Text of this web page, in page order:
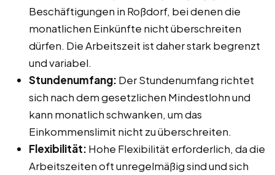
Beschäftigungen in Roßdorf, bei denen die
monatlichen Einkünfte nicht überschreiten
dürfen. Die Arbeitszeit ist daher stark begrenzt
und variabel.
Stundenumfang: Der Stundenumfang richtet
sich nach dem gesetzlichen Mindestlohn und
kann monatlich schwanken, um das
Einkommenslimit nicht zu überschreiten.
Flexibilität: Hohe Flexibilität erforderlich, da die
Arbeitszeiten oft unregelmäßig sind und sich